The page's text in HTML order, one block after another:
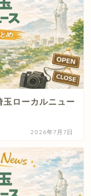
玉ローカルニュー
2026年7月7日